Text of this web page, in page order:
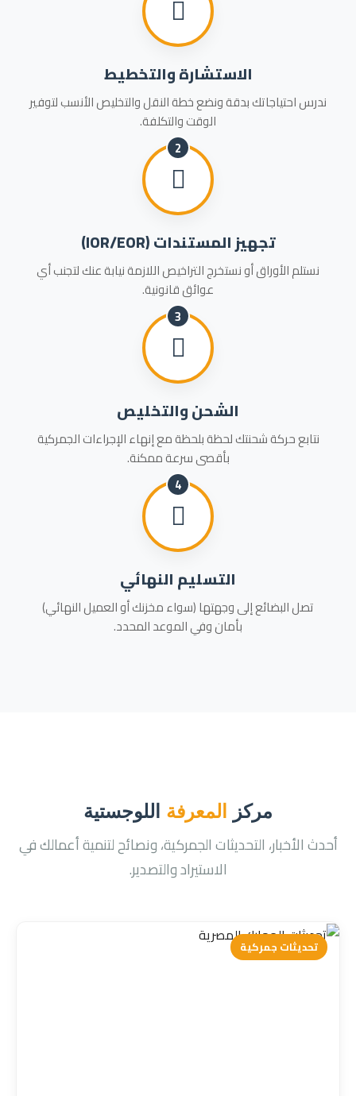
الاستشارة والتخطيط
ندرس احتياجاتك بدقة ونضع خطة النقل والتخليص الأنسب لتوفير
الوقت والتكلفة.
2
تجهيز المستندات (IOR/EOR)
نستلم الأوراق أو نستخرج التراخيص اللازمة نيابة عنك لتجنب أي
عوائق قانونية.
3
الشحن والتخليص
نتابع حركة شحنتك لحظة بلحظة مع إنهاء الإجراءات الجمركية
بأقصى سرعة ممكنة.
4
التسليم النهائي
تصل البضائع إلى وجهتها (سواء مخزنك أو العميل النهائي)
بأمان وفي الموعد المحدد.
مركز المعرفة اللوجستية
أحدث الأخبار، التحديثات الجمركية، ونصائح لتنمية أعمالك في
الاستيراد والتصدير.
تحديثات جمركية